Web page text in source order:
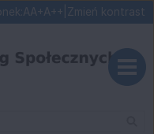
Przejdź do wyszukiwarki
Ustaw domyślną
AUstaw większą
A+Ustaw największą
A++ Zmień kontrast